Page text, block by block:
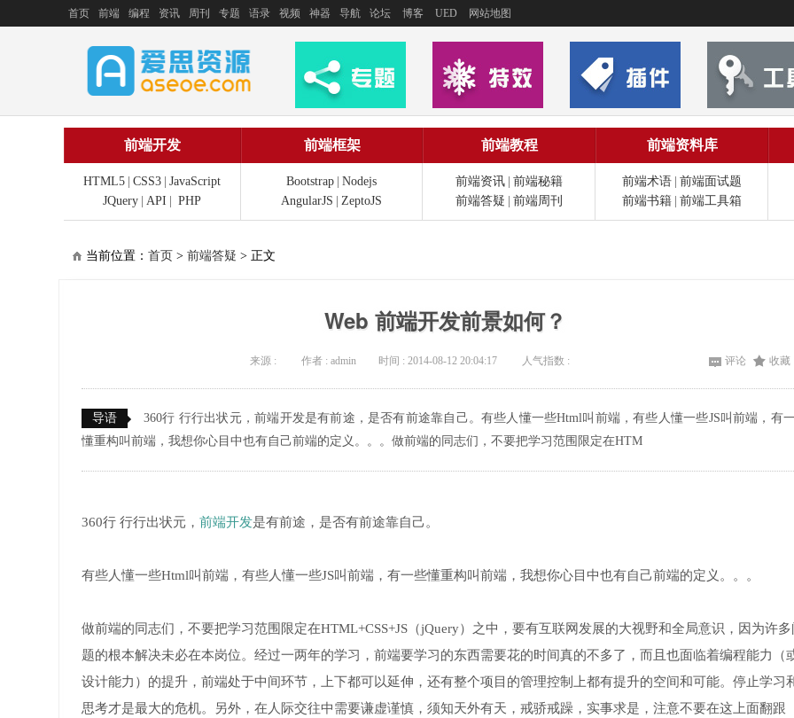
首页 前端 编程 资讯 周刊 专题 语录 视频 神器 导航 论坛 博客 UED 网站地图
前端开发
HTML5 CSS3 JavaScript
JQuery API PHP
前端框架
Bootstrap Nodejs
AngularJS
ZeptoJS
前端教程
前端资讯
前端秘籍
前端答疑
前端周刊
前端资料库
前端术语
前端面试题
前端书籍
前端工具箱
当前位置： 首页 > 前端答疑 > 正文
Web 前端开发前景如何？
来源 : 作者 : admin 时间 : 2014-08-12 20:04:17 人气指数 : 评论 收藏
导语
360行 行行出状元，前端开发是有前途，是否有前途靠自己。有些人懂一些Html叫前端，有些人懂一些JS叫前端，有
懂重构叫前端，我想你心目中也有自己前端的定义。。。做前端的同志们，不要把学习范围限定在HTM
360行 行行出状元， 前端开发是有前途，是否有前途靠自己。
有些人懂一些Html叫前端，有些人懂一些JS叫前端，有一些懂重构叫前端，我想你心目中也有自己前端的定义。。。
做前端的同志们，不要把学习范围限定在HTML+CSS+JS（jQuery）之中，要有互联网发展的大视野和全局意识，因为许多
题的根本解决未必在本岗位。经过一两年的学习，前端要学习的东西需要花的时间真的不多了，而且也面临着编程能力（
设计能力）的提升，前端处于中间环节，上下都可以延伸，还有整个项目的管理控制上都有提升的空间和可能。停止学习
思考才是最大的危机。另外，在人际交往中需要谦虚谨慎，须知天外有天，戒骄戒躁，实事求是，注意不要在这上面翻跟